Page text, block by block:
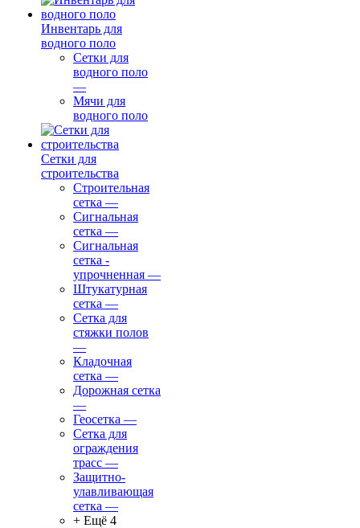
Инвентарь для
водного поло
Сетки для
водного поло
—
Мячи для
водного поло
Сетки для
строительства
Строительная
сетка —
Сигнальная
сетка —
Сигнальная
сетка -
упрочненная —
Штукатурная
сетка —
Сетка для
стяжки полов
—
Кладочная
сетка —
Дорожная сетка
—
Геосетка —
Сетка для
ограждения
трасс —
Защитно-
улавливающая
сетка —
+ Ещё 4